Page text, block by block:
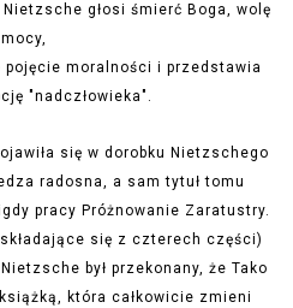
głosi śmierć Boga, wolę
mocy,
pojęcie moralności i przedstawia
"nadczłowieka".
się w dorobku Nietzschego
radosna, a sam tytuł tomu
pracy Próżnowanie Zaratustry.
się z czterech części)
był przekonany, że Tako
która całkowicie zmieni